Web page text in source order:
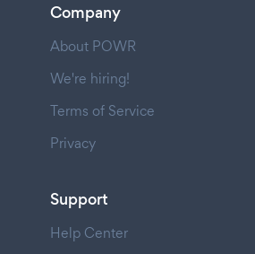
Company
About POWR
We're hiring!
Terms of Service
Privacy
Support
Help Center